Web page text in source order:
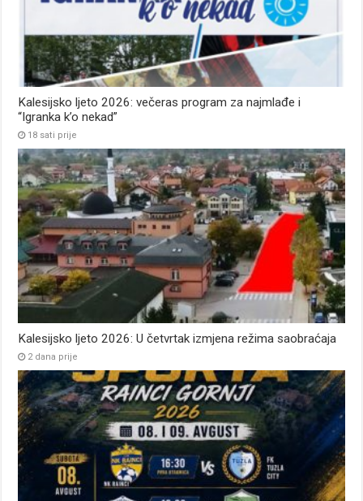
Kalesijsko ljeto 2026: večeras program za najmlađe i
“Igranka k’o nekad”
18 sati prije
Kalesijsko ljeto 2026: U četvrtak izmjena režima saobraćaja
2 dana prije